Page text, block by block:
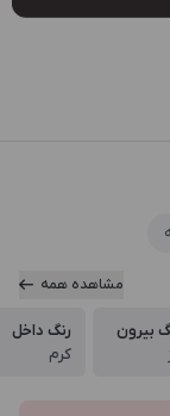
مشاهده همه
بیرون
رنگ داخل
کرم